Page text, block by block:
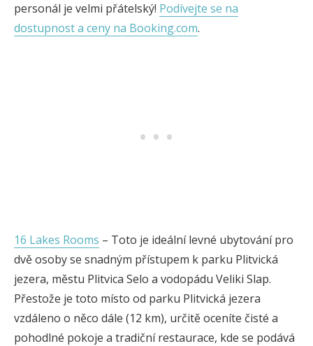
personál je velmi přátelský! Podívejte se na
dostupnost a ceny na Booking.com.
16 Lakes Rooms – Toto je ideální levné ubytování pro
dvě osoby se snadným přístupem k parku Plitvická
jezera, městu Plitvica Selo a vodopádu Veliki Slap.
Přestože je toto místo od parku Plitvická jezera
vzdáleno o něco dále (12 km), určitě oceníte čisté a
pohodlné pokoje a tradiční restaurace, kde se podává